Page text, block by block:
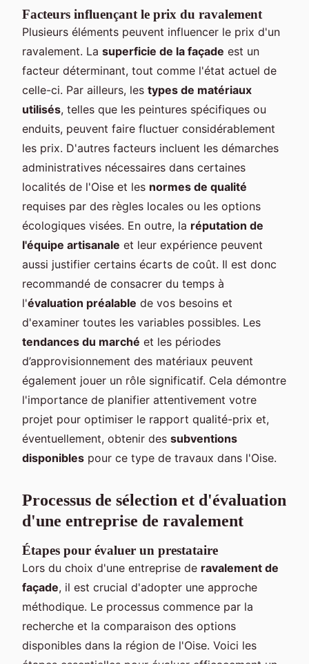
Facteurs influençant le prix du ravalement
Plusieurs éléments peuvent influencer le prix d'un
ravalement. La superficie de la façade est un
facteur déterminant, tout comme l'état actuel de
celle-ci. Par ailleurs, les types de matériaux
utilisés, telles que les peintures spécifiques ou
enduits, peuvent faire fluctuer considérablement
les prix. D'autres facteurs incluent les démarches
administratives nécessaires dans certaines
localités de l'Oise et les normes de qualité
requises par des règles locales ou les options
écologiques visées. En outre, la réputation de
l'équipe artisanale et leur expérience peuvent
aussi justifier certains écarts de coût. Il est donc
recommandé de consacrer du temps à
l'évaluation préalable de vos besoins et
d'examiner toutes les variables possibles. Les
tendances du marché et les périodes
d’approvisionnement des matériaux peuvent
également jouer un rôle significatif. Cela démontre
l'importance de planifier attentivement votre
projet pour optimiser le rapport qualité-prix et,
éventuellement, obtenir des subventions
disponibles pour ce type de travaux dans l'Oise.
Processus de sélection et d'évaluation
d'une entreprise de ravalement
Étapes pour évaluer un prestataire
Lors du choix d'une entreprise de ravalement de
façade, il est crucial d'adopter une approche
méthodique. Le processus commence par la
recherche et la comparaison des options
disponibles dans la région de l'Oise. Voici les